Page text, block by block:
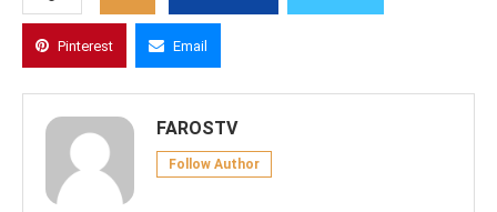
Pinterest Email
FAROSTV
Follow Author